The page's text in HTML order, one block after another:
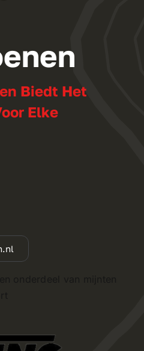
Biedt Het
Elke